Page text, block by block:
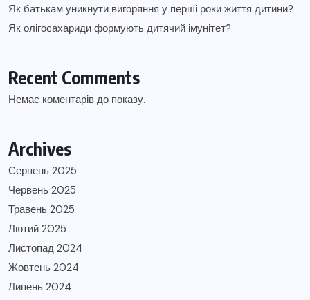
Як батькам уникнути вигоряння у перші роки життя дитини?
Як олігосахариди формують дитячий імунітет?
Recent Comments
Немає коментарів до показу.
Archives
Серпень 2025
Червень 2025
Травень 2025
Лютий 2025
Листопад 2024
Жовтень 2024
Липень 2024